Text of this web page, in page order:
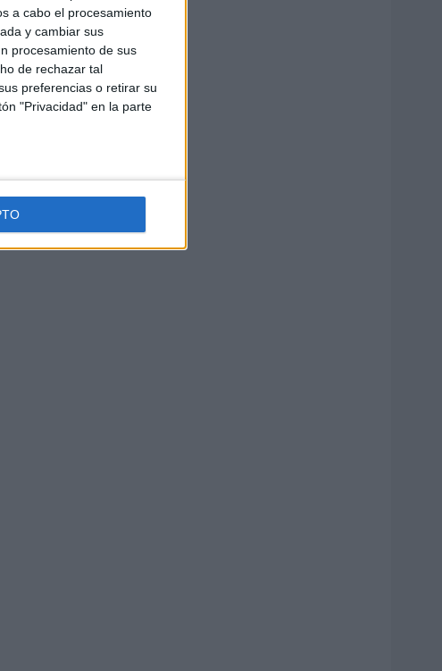
a cabo el procesamiento
y cambiar sus
procesamiento de sus
de rechazar tal
preferencias o retirar su
"Privacidad" en la parte